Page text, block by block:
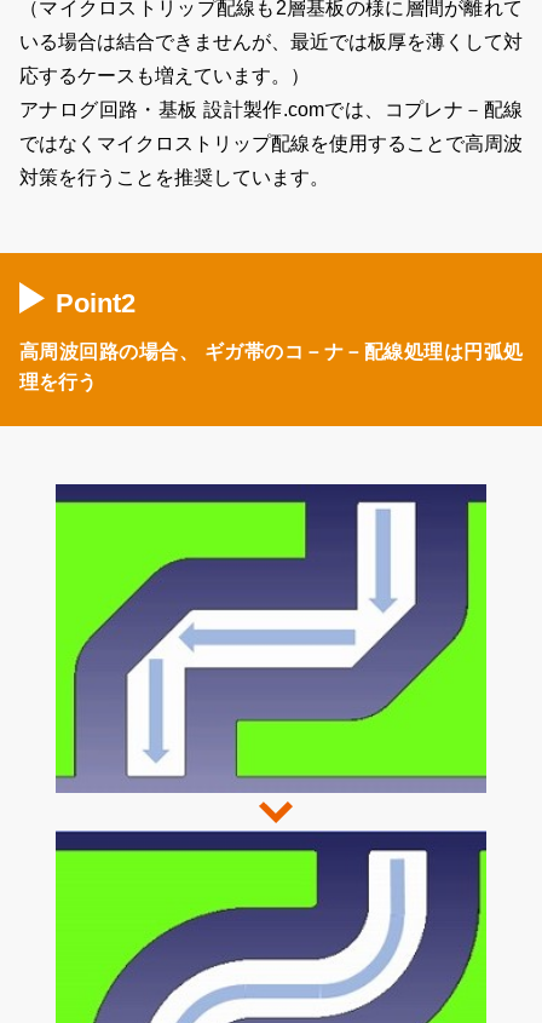
（マイクロストリップ配線も2層基板の様に層間が離れて
いる場合は結合できませんが、最近では板厚を薄くして対
応するケースも増えています。）
アナログ回路・基板 設計製作.comでは、コプレナ－配線
ではなくマイクロストリップ配線を使用することで高周波
対策を行うことを推奨しています。
Point2
高周波回路の場合、
ギガ帯のコ－ナ－配線処理は円弧処
理を行う